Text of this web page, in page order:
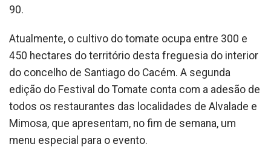
90.
Atualmente, o cultivo do tomate ocupa entre 300 e
450 hectares do território desta freguesia do interior
do concelho de Santiago do Cacém. A segunda
edição do Festival do Tomate conta com a adesão de
todos os restaurantes das localidades de Alvalade e
Mimosa, que apresentam, no fim de semana, um
menu especial para o evento.